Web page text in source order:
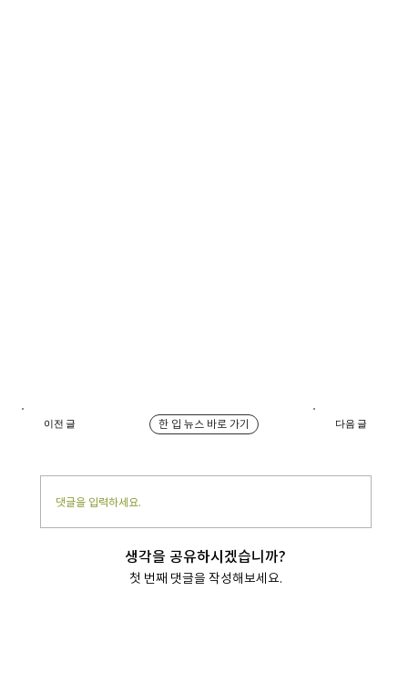
댓글을 입력하세요.
생각을 공유하시겠습니까?
첫 번째 댓글을 작성해보세요.
이전 글 한 입 뉴스 바로 가기 다음 글